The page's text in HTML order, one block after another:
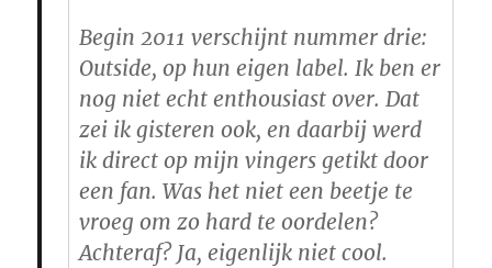
Begin 2011 verschijnt nummer drie:
Outside, op hun eigen label. Ik ben er
nog niet echt enthousiast over. Dat
zei ik gisteren ook, en daarbij werd
ik direct op mijn vingers getikt door
een fan. Was het niet een beetje te
vroeg om zo hard te oordelen?
Achteraf? Ja, eigenlijk niet cool.